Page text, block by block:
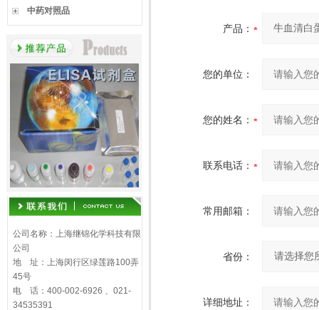
中药对照品
公司名称：上海继锦化学科技有限
公司
地 址：上海闵行区绿莲路100弄
45号
电 话：400-002-6926 、021-
34535391
产品：
您的单位：
您的姓名：
联系电话：
常用邮箱：
省份：
详细地址：